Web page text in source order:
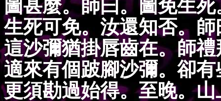
圖甚麼。師曰。圖免生
生死可免。汝還知否。
這沙彌猶掛唇齒在。師
適來有個跛腳沙彌。卻
更須勘過始得。至晚。